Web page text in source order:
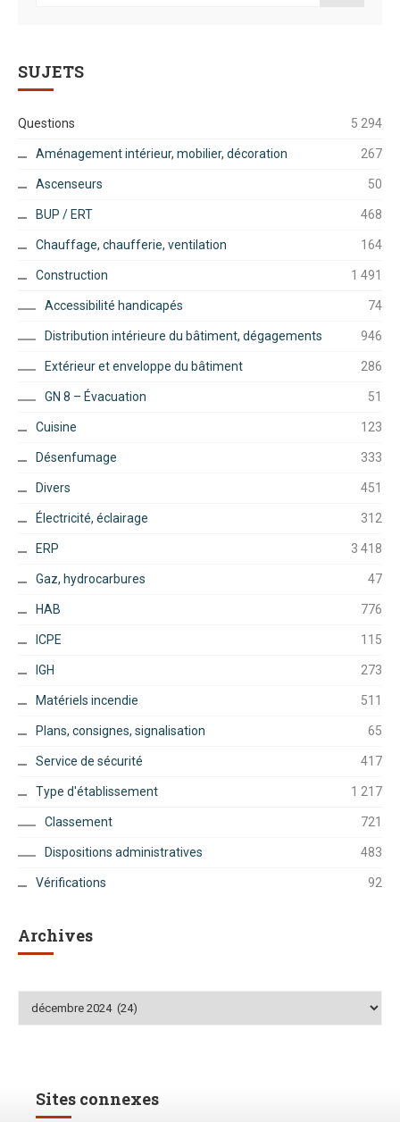
SUJETS
Questions 5 294
Aménagement intérieur, mobilier, décoration 267
Ascenseurs 50
BUP / ERT 468
Chauffage, chaufferie, ventilation 164
Construction 1 491
Accessibilité handicapés 74
Distribution intérieure du bâtiment, dégagements 946
Extérieur et enveloppe du bâtiment 286
GN 8 – Évacuation 51
Cuisine 123
Désenfumage 333
Divers 451
Électricité, éclairage 312
ERP 3 418
Gaz, hydrocarbures 47
HAB 776
ICPE 115
IGH 273
Matériels incendie 511
Plans, consignes, signalisation 65
Service de sécurité 417
Type d'établissement 1 217
Classement 721
Dispositions administratives 483
Vérifications 92
Archives
Archives
Sites connexes